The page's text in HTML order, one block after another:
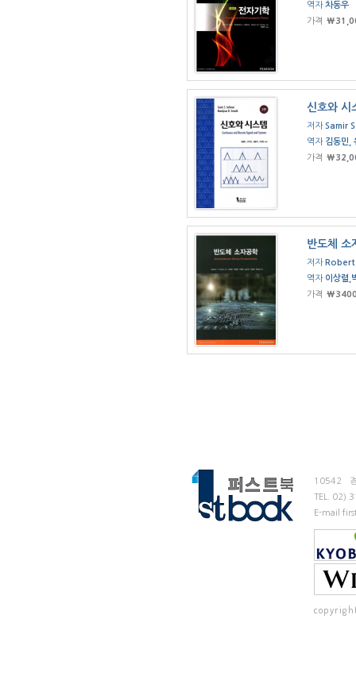
역자차동우
가격
신호와 시
저자Samir
역자 김동민,
가격
반도체 소
저자
역자 이상렬,
가격
10542
TEL.
02)
E-mail